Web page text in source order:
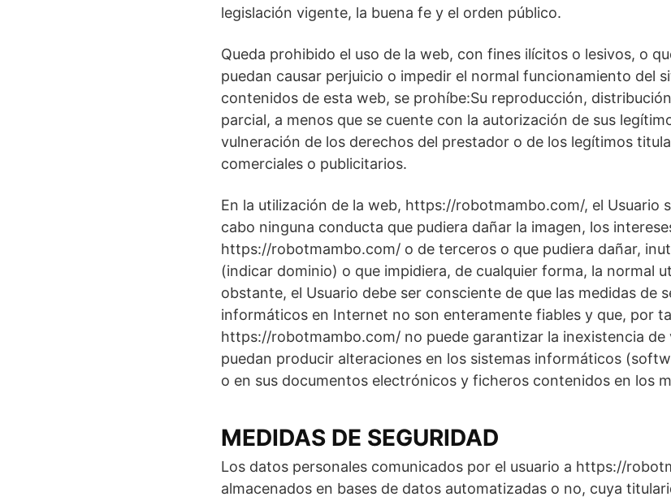
legislación vigente, la buena fe y el orden público.
Queda prohibido el uso de la web, con fines ilícitos o lesivos, o
puedan causar perjuicio o impedir el normal funcionamiento del
contenidos de esta web, se prohíbe:Su reproducción,
parcial, a menos que se cuente con la autorización de sus
vulneración de los derechos del prestador o de los legítimos
comerciales o publicitarios.
En la utilización de la web, https://robotmambo.com/, el Usuario
cabo ninguna conducta que pudiera dañar la imagen, los
https://robotmambo.com/ o de terceros o que pudiera dañar,
(indicar dominio) o que impidiera, de cualquier forma, la normal
obstante, el Usuario debe ser consciente de que las medidas de
informáticos en Internet no son enteramente fiables y que, por
https://robotmambo.com/ no puede garantizar la inexistencia de
puedan producir alteraciones en los sistemas informáticos
o en sus documentos electrónicos y ficheros contenidos en los
MEDIDAS DE SEGURIDAD
Los datos personales comunicados por el usuario a https://
almacenados en bases de datos automatizadas o no, cuya